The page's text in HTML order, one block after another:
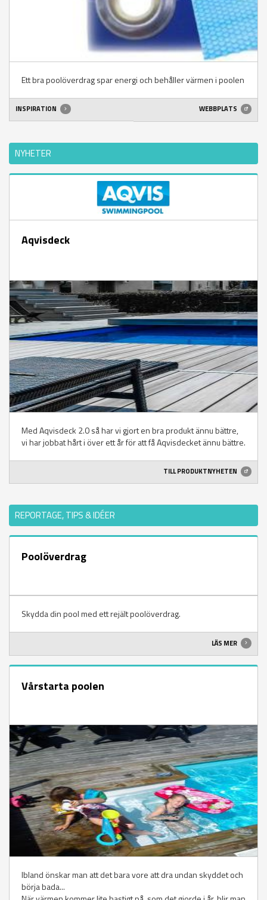
Ett bra poolöverdrag spar energi och behåller värmen i poolen
INSPIRATION WEBBPLATS
NYHETER
Aqvisdeck
Med Aqvisdeck 2.0 så har vi gjort en bra produkt ännu bättre,
vi har jobbat hårt i över ett år för att få Aqvisdecket ännu bättre.
TILL PRODUKTNYHETEN
REPORTAGE, TIPS & IDÉER
Poolöverdrag
Skydda din pool med ett rejält poolöverdrag.
LÄS MER
Vårstarta poolen
Ibland önskar man att det bara vore att dra undan skyddet och
börja bada...